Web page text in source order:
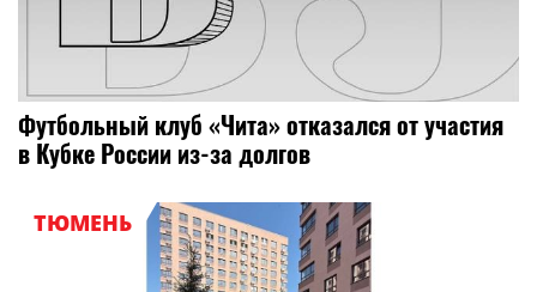
Футбольный клуб «Чита» отказался от участия
в Кубке России из-за долгов
ТЮМЕНЬ